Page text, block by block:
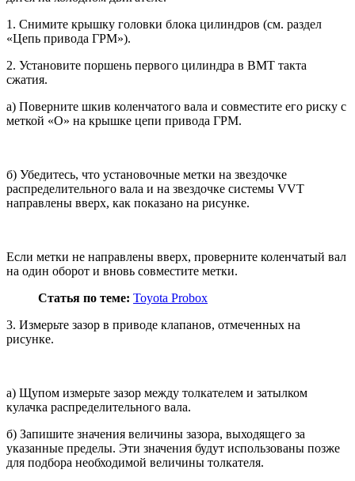
1. Снимите крышку головки блока цилиндров (см. раздел
«Цепь приво­да ГРМ»).
2. Установите поршень первого ци­линдра в ВМТ такта
сжатия.
а) Поверните шкив коленчатого вала и совместите его риску с
меткой «О» на крышке цепи привода ГРМ.
б) Убедитесь, что установочные метки на звездочке
распредели­тельного вала и на звездочке сис­темы VVT
направлены вверх, как показано на рисунке.
Если метки не направлены вверх, проверните коленчатый вал
на один оборот и вновь совместите метки.
Статья по теме: Toyota Probox
3. Измерьте зазор в приводе клапа­нов, отмеченных на
рисунке.
а) Щупом измерьте зазор между толкателем и затылком
кулачка рас­пределительного вала.
б) Запишите значения величины за­зора, выходящего за
указанные пределы. Эти значения будут ис­пользованы позже
для подбора не­обходимой величины толкателя.